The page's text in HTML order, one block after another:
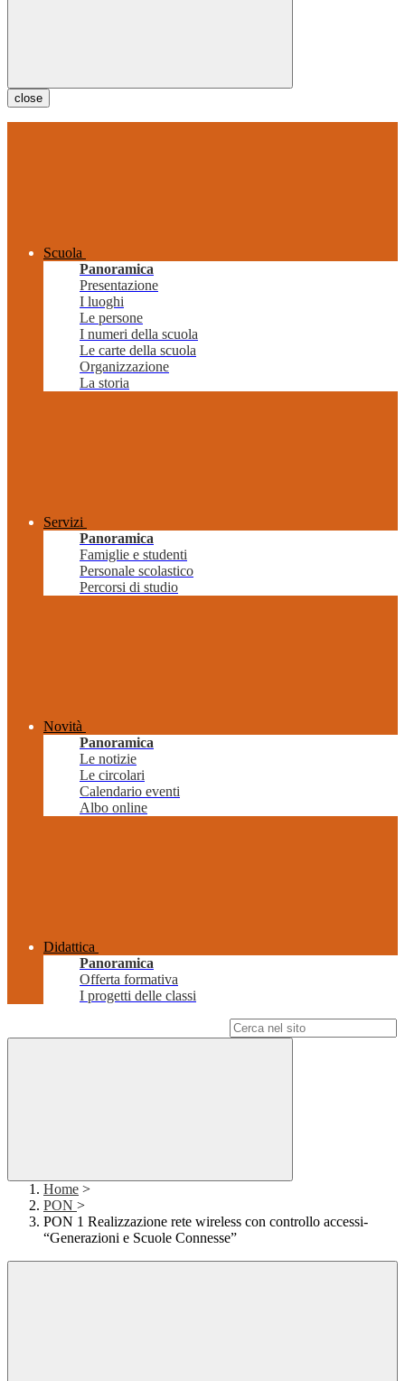
close
Scuola
Panoramica
Presentazione
I luoghi
Le persone
I numeri della scuola
Le carte della scuola
Organizzazione
La storia
Servizi
Panoramica
Famiglie e studenti
Personale scolastico
Percorsi di studio
Novità
Panoramica
Le notizie
Le circolari
Calendario eventi
Albo online
Didattica
Panoramica
Offerta formativa
I progetti delle classi
Home >
PON >
PON 1 Realizzazione rete wireless con controllo accessi-
“Generazioni e Scuole Connesse”